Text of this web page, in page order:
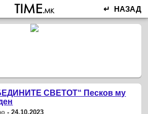
↵ НАЗАД
СВЕТОТ“ Песков му
-24.10.2023